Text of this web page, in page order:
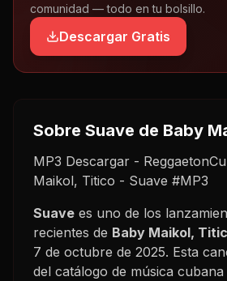
comunidad — todo en tu bolsillo.
Descargar Gratis
Sobre Suave de Baby
MP3 Descargar -
Maikol, Titico - Suave #MP3
Suave es uno de los
recientes de Baby Maikol,
7 de octubre de 2025. Esta
del catálogo de música